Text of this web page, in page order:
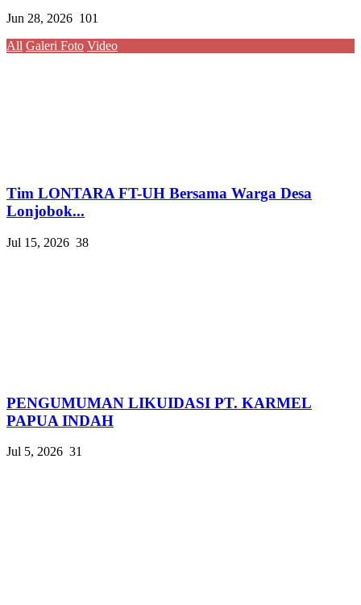
Jun 28, 2026 101
All Galeri Foto Video
Tim LONTARA FT-UH Bersama Warga Desa
Lonjobok...
Jul 15, 2026 38
PENGUMUMAN LIKUIDASI PT. KARMEL
PAPUA INDAH
Jul 5, 2026 31